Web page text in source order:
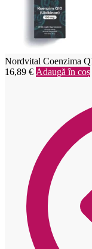
Nordvital Coenzima
16,89 € Adaugă în coș